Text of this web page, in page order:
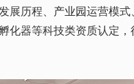
展历程、 产业园运营模式
器等科技类资质认定